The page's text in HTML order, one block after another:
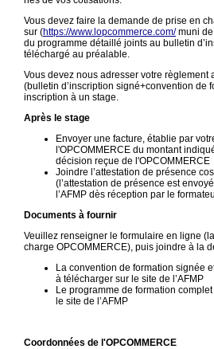
Vous devez faire la demande de prise en
sur (https://www.lopcommerce.com/muni de
du programme détaillé joints au bulletin
téléchargé au préalable.
Vous devez nous adresser votre règlement
(bulletin d’inscription signé+convention de
inscription à un stage.
Après le stage
Envoyer une facture, établie par
l'OPCOMMERCE du montant
décision reçue de l'OPCOMMERCE
Joindre l’attestation de présence
(l’attestation de présence est
l’AFMP dès réception par le
Documents à fournir
Veuillez renseigner le formulaire en ligne
charge OPCOMMERCE), puis joindre à la
La convention de formation signée
à télécharger sur le site de l’AFMP
Le programme de formation
le site de l’AFMP
Coordonnées de l'OPCOMMERCE